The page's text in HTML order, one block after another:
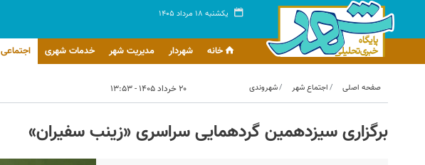
یکشنبه ۱۸ مرداد ۱۴۰۵
خانه شهردار مدیریت شهر خدمات شهری اجتماعی
صفحه اصلی اجتماع شهر شهروندی ۲۰ خرداد ۱۴۰۵ - ۱۳:۵۳
برگزاری سیزدهمین گردهمایی سراسری «زینب سفیران»